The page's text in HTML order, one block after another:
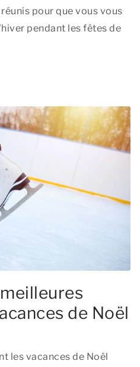
pour que vous vous
pendant les fêtes de
de Noël
les vacances de Noël